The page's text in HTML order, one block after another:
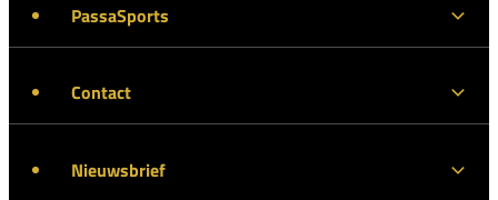
PassaSports
Contact
Nieuwsbrief